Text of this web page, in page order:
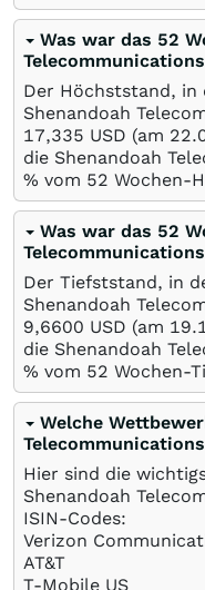
Was war das 52
Der Höchststand, in
Shenandoah
17,335 USD (am
die Shenandoah
% vom 52 Wochen-
Was war das 52
Der Tiefststand, in
Shenandoah
9,6600 USD (am
die Shenandoah
% vom 52 Wochen-
Welche
Hier sind die
Shenandoah
ISIN-Codes:
Verizon
AT&T
T-Mobile US